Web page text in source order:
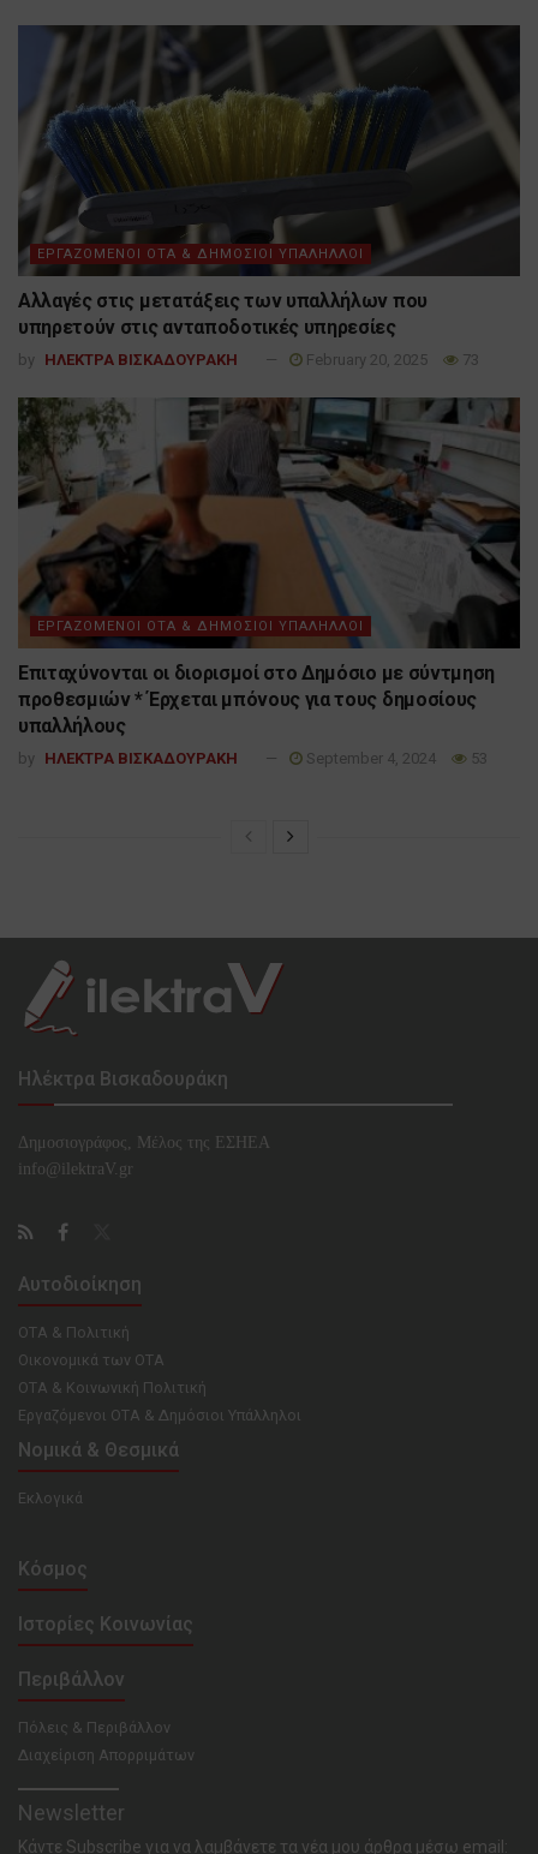
ΕΡΓΑΖΟΜΕΝΟΙ ΟΤΑ & ΔΗΜΟΣΙΟΙ ΥΠΑΛΗΛΛΟΙ
Αλλαγές στις μετατάξεις των υπαλλήλων που
υπηρετούν στις ανταποδοτικές υπηρεσίες
by ΗΛΕΚΤΡΑ ΒΙΣΚΑΔΟΥΡΑΚΗ February 20, 2025 73
ΕΡΓΑΖΟΜΕΝΟΙ ΟΤΑ & ΔΗΜΟΣΙΟΙ ΥΠΑΛΗΛΛΟΙ
Επιταχύνονται οι διορισμοί στο Δημόσιο με σύντμηση
προθεσμιών * Έρχεται μπόνους για τους δημοσίους
υπαλλήλους
by ΗΛΕΚΤΡΑ ΒΙΣΚΑΔΟΥΡΑΚΗ September 4, 2024 53
Ηλέκτρα Βισκαδουράκη
Δημοσιογράφος, Μέλος της ΕΣHΕΑ
info@ilektraV.gr
Αυτοδιοίκηση
ΟΤΑ & Πολιτική
Οικονομικά των ΟΤΑ
ΟΤΑ & Κοινωνική Πολιτική
Εργαζόμενοι ΟΤΑ & Δημόσιοι Υπάλληλοι
Νομικά & Θεσμικά
Εκλογικά
Κόσμος
Ιστορίες Κοινωνίας
Περιβάλλον
Πόλεις & Περιβάλλον
Διαχείριση Απορριμάτων
Newsletter
Κάντε Subscribe για να λαμβάνετε τα νέα μου άρθρα μέσω email: